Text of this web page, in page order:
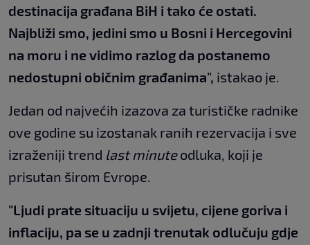
destinacija građana BiH i tako će ostati.
Najbliži smo, jedini smo u Bosni i Hercegovini
na moru i ne vidimo razlog da postanemo
nedostupni običnim građanima", istakao je.
Jedan od najvećih izazova za turističke radnike
ove godine su izostanak ranih rezervacija i sve
izraženiji trend last minuteodluka, koji je
prisutan širom Evrope.
"Ljudi prate situaciju u svijetu, cijene goriva i
inflaciju, pa se u zadnji trenutak odlučuju gdje